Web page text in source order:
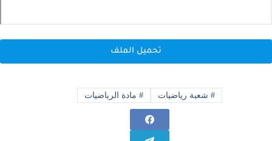
تحميل الملف
# شعبة رياضيات #مادة الرياضيات